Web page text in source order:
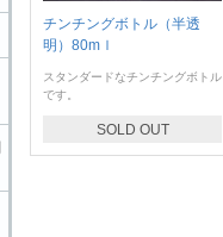
チンチングボトル（半透
明）80mｌ
スタンダードなチンチングボトル
です。
SOLD OUT